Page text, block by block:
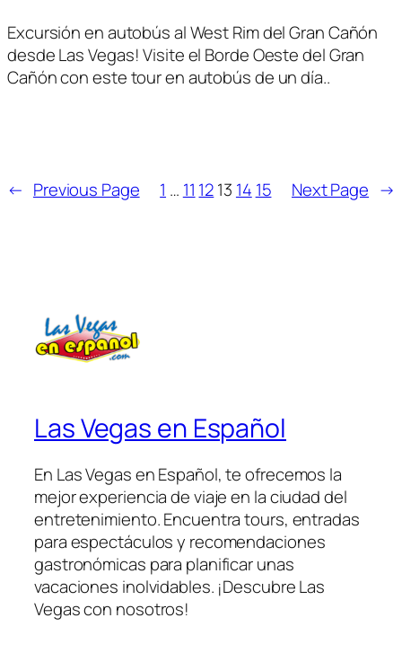
Excursión en autobús al West Rim del Gran Cañón
desde Las Vegas! Visite el Borde Oeste del Gran
Cañón con este tour en autobús de un día..
← Previous Page 1 … 11 1213 14 15 Next Page →
Las Vegas en Español
En Las Vegas en Español, te ofrecemos la
mejor experiencia de viaje en la ciudad del
entretenimiento. Encuentra tours, entradas
para espectáculos y recomendaciones
gastronómicas para planificar unas
vacaciones inolvidables. ¡Descubre Las
Vegas con nosotros!